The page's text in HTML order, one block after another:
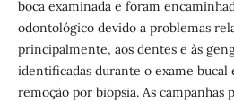
boca examinada e foram
odontológico devido a problemas
principalmente, aos dentes e às
identificadas durante o exame bucal
remoção por biopsia. As campanhas